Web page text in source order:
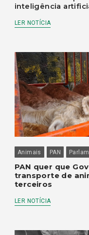
inteligência
LER NOTÍCIA
Animais PAN
PAN quer que
transporte de
terceiros
LER NOTÍCIA